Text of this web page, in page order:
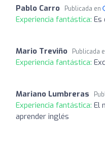
Pablo Carro Publicada en
Experiencia fantástica: Es
Mario Treviño Publicada
Experiencia fantástica:
Mariano Lumbreras
Experiencia fantástica: El
aprender inglés